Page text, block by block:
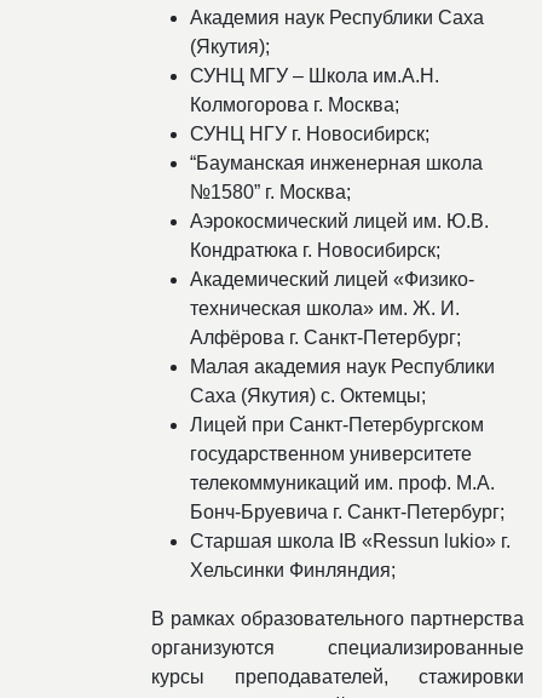
Академия наук Республики Саха
(Якутия);
СУНЦ МГУ – Школа им.А.Н.
Колмогорова г. Москва;
СУНЦ НГУ г. Новосибирск;
“Бауманская инженерная школа
№1580” г. Москва;
Аэрокосмический лицей им. Ю.В.
Кондратюка г. Новосибирск;
Академический лицей «Физико-
техническая школа» им. Ж. И.
Алфёрова г. Санкт-Петербург;
Малая академия наук Республики
Саха (Якутия) с. Октемцы;
Лицей при Санкт-Петербургском
государственном университете
телекоммуникаций им. проф. М.А.
Бонч-Бруевича г. Санкт-Петербург;
Старшая школа IB «Ressun lukio» г.
Хельсинки Финляндия;
В рамках образовательного партнерства
организуются специализированные
курсы преподавателей, стажировки